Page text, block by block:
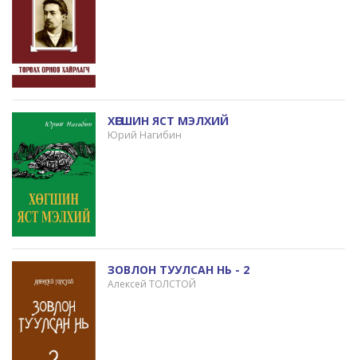
ХӨГШИН ЯСТ МЭЛХИЙ
Юрий Нагибин
ЗОВЛОН ТУУЛСАН НЬ - 2
Алексей ТОЛСТОЙ